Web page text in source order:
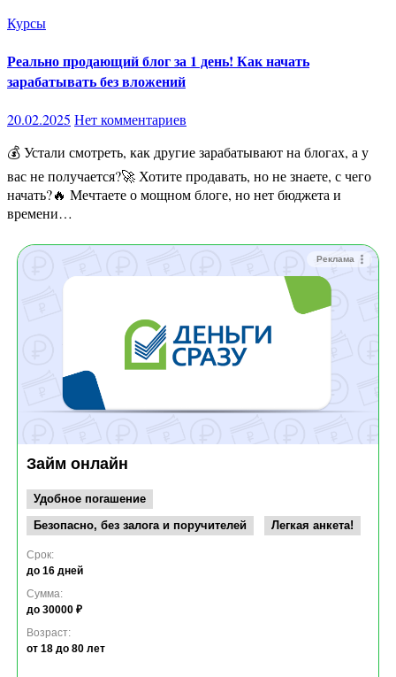
Курсы
Реально продающий блог за 1 день! Как начать
зарабатывать без вложений
20.02.2025 Нет комментариев
💰 Устали смотреть, как другие зарабатывают на блогах, а у
вас не получается?🚀 Хотите продавать, но не знаете, с чего
начать?🔥 Мечтаете о мощном блоге, но нет бюджета и
времени…
Реклама
Займ онлайн
Удобное погашение
Безопасно, без залога и поручителей
Легкая анкета!
Срок:
до 16 дней
Сумма:
до 30000 ₽
Возраст:
от 18 до 80 лет